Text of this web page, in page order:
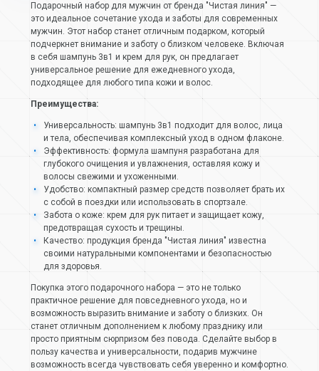
Подарочный набор для мужчин от бренда "Чистая линия" —
это идеальное сочетание ухода и заботы для современных
мужчин. Этот набор станет отличным подарком, который
подчеркнет внимание и заботу о близком человеке. Включая
в себя шампунь 3в1 и крем для рук, он предлагает
универсальное решение для ежедневного ухода,
подходящее для любого типа кожи и волос.
Преимущества:
Универсальность: шампунь 3в1 подходит для волос, лица
и тела, обеспечивая комплексный уход в одном флаконе.
Эффективность: формула шампуня разработана для
глубокого очищения и увлажнения, оставляя кожу и
волосы свежими и ухоженными.
Удобство: компактный размер средств позволяет брать их
с собой в поездки или использовать в спортзале.
Забота о коже: крем для рук питает и защищает кожу,
предотвращая сухость и трещины.
Качество: продукция бренда "Чистая линия" известна
своими натуральными компонентами и безопасностью
для здоровья.
Покупка этого подарочного набора — это не только
практичное решение для повседневного ухода, но и
возможность выразить внимание и заботу о близких. Он
станет отличным дополнением к любому празднику или
просто приятным сюрпризом без повода. Сделайте выбор в
пользу качества и универсальности, подарив мужчине
возможность всегда чувствовать себя уверенно и комфортно.